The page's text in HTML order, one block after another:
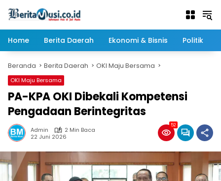
Home
Berita Daerah Ekonomi & Bisnis Politik
Beranda Berita Daerah OKI Maju Bersama
OKI Maju Bersama
PA-KPA OKI Dibekali Kompetensi
Pengadaan Berintegritas
Admin
2 Min Baca
22 Juni 2026
52